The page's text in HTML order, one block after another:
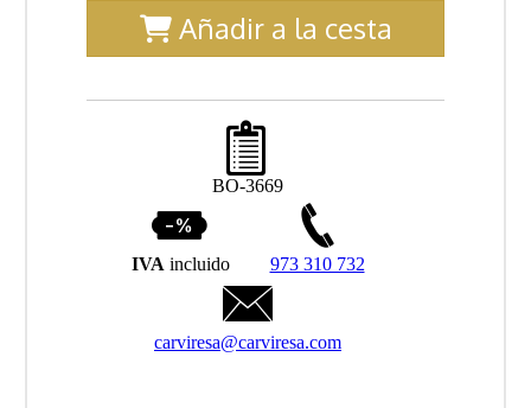
Añadir a la cesta
BO-3669
IVA incluido 973 310 732
carviresa@carviresa.com